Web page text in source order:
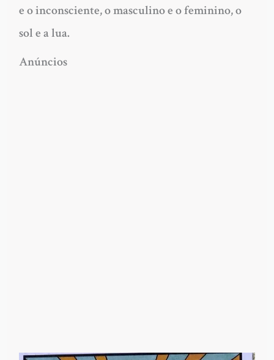
e o inconsciente, o masculino e o feminino, o
sol e a lua.
Anúncios